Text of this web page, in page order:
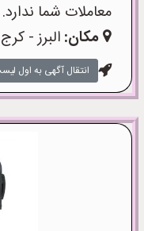
معاملات شما ندارد.
مکان: البرز - کرج
انتقال آگهی به اول